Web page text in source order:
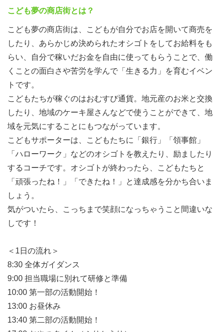
こども夢の商店街とは？
こども夢の商店街は、こどもが自分でお店を開いて商売を
したり、あらかじめ決められたオシゴトをしてお給料をも
らい、自分で稼いだお金を自由に使ってもらうことで、働
くことの面白さや苦労を学んで「生きる力」を育むイベン
トです。
こどもたちが稼ぐのはおむすび通貨。地元産のお米と交換
したり、地域のケーキ屋さんなどで使うことができて、地
域を元気にすることにもつながっています。
こどもサポーターは、こどもたちに「銀行」「領事館」
「ハローワーク」などのオシゴトを教えたり、励ましたり
するコーチです。オシゴトが終わったら、こどもたちと
「頑張ったね！」「できたね！」と達成感を分かち合いま
しょう。
気がついたら、こっちまで笑顔になっちゃうこと間違いな
しです！
＜1日の流れ＞
8:30 全体ガイダンス
9:00 担当職場に別れて研修と準備
10:00 第一部の活動開始！
13:00 お昼休み
13:40 第二部の活動開始！